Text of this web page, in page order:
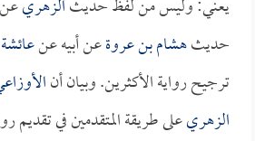
يعني: وليس من لفظ حديثالزهري
حديثهشام بن عروةعن أبيه عنعائشة
ترجيح رواية الأكثرين. وبيان أن
الزهريعلى طريقة المتقدمين في تقديم